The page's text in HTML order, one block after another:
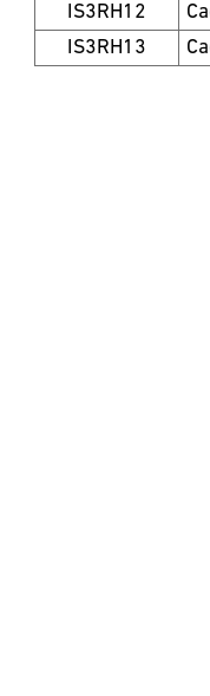
IS3RH12
IS3RH13